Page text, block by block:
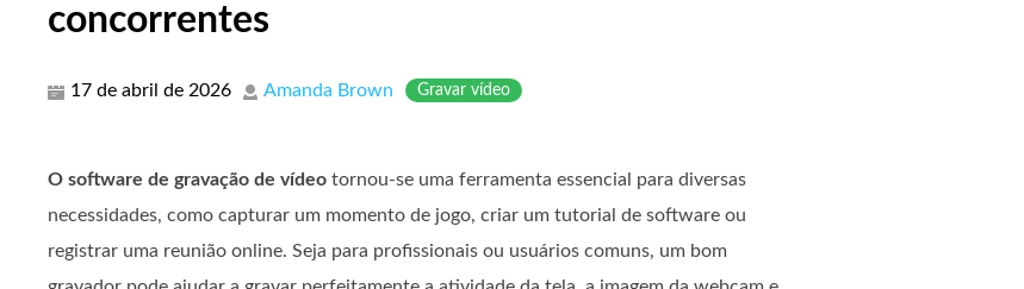
concorrentes
17 de abril de 2026 Amanda Brown Gravar vídeo
O software de gravação de vídeo tornou-se uma ferramenta essencial para diversas
necessidades, como capturar um momento de jogo, criar um tutorial de software ou
registrar uma reunião online. Seja para profissionais ou usuários comuns, um bom